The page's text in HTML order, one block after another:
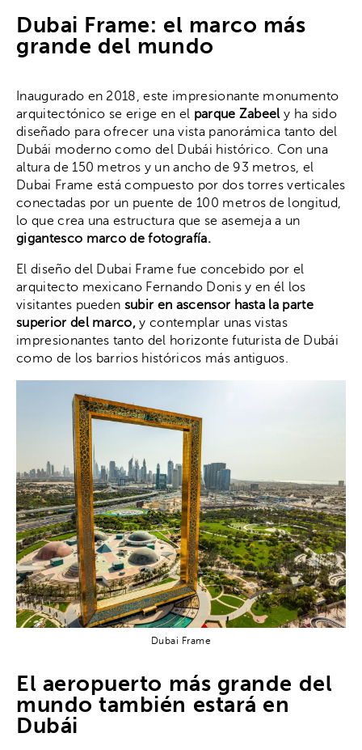
Dubai Frame: el marco más
grande del mundo
Inaugurado en 2018, este impresionante monumento
arquitectónico se erige en el parque Zabeely ha sido
diseñado para ofrecer una vista panorámica tanto del
Dubái moderno como del Dubái histórico. Con una
altura de 150 metros y un ancho de 93 metros, el
Dubai Frame está compuesto por dos torres verticales
conectadas por un puente de 100 metros de longitud,
lo que crea una estructura que se asemeja a un
gigantesco marco de fotografía.
El diseño del Dubai Frame fue concebido por el
arquitecto mexicano Fernando Donis y en él los
visitantes pueden subir en ascensor hasta la parte
superior del marco,y contemplar unas vistas
impresionantes tanto del horizonte futurista de Dubái
como de los barrios históricos más antiguos.
Dubai Frame
El aeropuerto más grande del
mundo también estará en
Dubái